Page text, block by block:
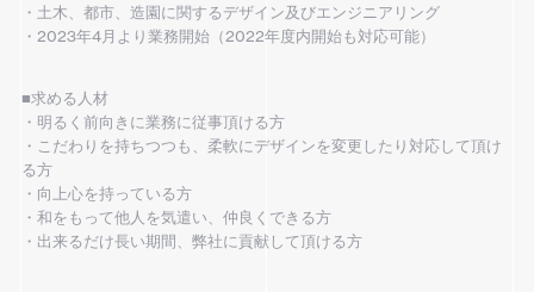
・土木、都市、造園に関するデザイン及びエンジニアリング
・2023年4月より業務開始（2022年度内開始も対応可能）
■求める人材
・明るく前向きに業務に従事頂ける方
・こだわりを持ちつつも、柔軟にデザインを変更したり対応して頂け
る方
・向上心を持っている方
・和をもって他人を気遣い、仲良くできる方
・出来るだけ長い期間、弊社に貢献して頂ける方